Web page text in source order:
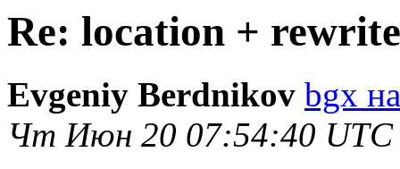
Re: location +
Evgeniy Berdnikov bgx
Чт Июн 20 07:54:40 UTC